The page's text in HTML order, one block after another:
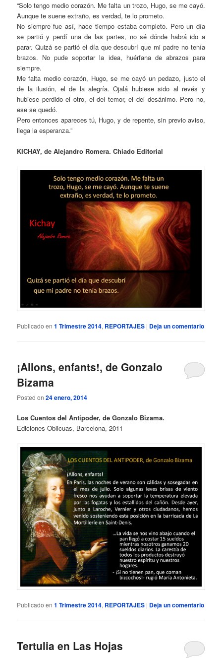
“Solo tengo medio corazón. Me falta un trozo, Hugo, se me cayó.
Aunque te suene extraño, es verdad, te lo prometo.
No siempre fue así, hace tiempo estaba completo. Pero un día
se partió y perdí una de las partes, no sé dónde habrá ido a
parar. Quizá se partió el día que descubrí que mi padre no tenía
brazos. No pude soportar la idea, huérfana de abrazos para
siempre.
Me falta medio corazón, Hugo, se me cayó un pedazo, justo el
de la ilusión, el de la alegría. Ojalá hubiese sido al revés y
hubiese perdido el otro, el del temor, el del desánimo. Pero no,
ese se quedó.
Pero entonces apareces tú, Hugo, y de repente, sin previo aviso,
llega la esperanza.”
KICHAY, de Alejandro Romera. Chiado Editorial
Publicado en 1 Trimestre 2014, REPORTAJES | Deja un comentario
¡Allons, enfants!, de Gonzalo
Bizama
Posted on24 enero, 2014
Los Cuentos del Antipoder, de Gonzalo Bizama.
Ediciones Oblicuas, Barcelona, 2011
Publicado en 1 Trimestre 2014, REPORTAJES | Deja un comentario
Tertulia en Las Hojas